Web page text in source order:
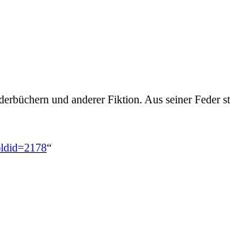
und anderer Fiktion. Aus seiner Feder
“